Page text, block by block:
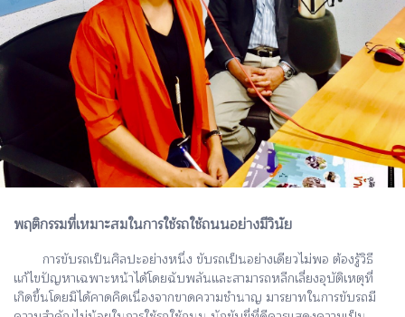
พฤติกรรมที่เหมาะสมในการใช้รถใช้ถนนอย่างมีวินัย
การขับรถเป็นศิลปะอย่างหนึ่ง ขับรถเป็นอย่างเดียวไม่พอ ต้องรู้วิธี
แก้ไขปัญหาเฉพาะหน้าได้โดยฉับพลันและสามารถหลีกเลี่ยงอุบัติเหตุที่
เกิดขึ้นโดยมิได้คาดคิดเนื่องจากขาดความชำนาญ มารยาทในการขับรถมี